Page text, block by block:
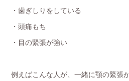
・歯ぎしりをしている
・頭痛もち
・目の緊張が強い
例えばこんな人が、一緒に顎の緊張